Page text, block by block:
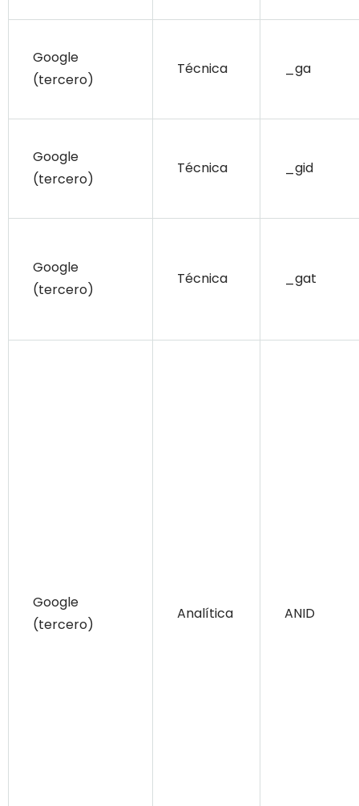
Google
(tercero)
Técnica _ga
Google
(tercero)
Técnica _gid
Google
(tercero)
Técnica _gat
Google
(tercero)
Analítica ANID